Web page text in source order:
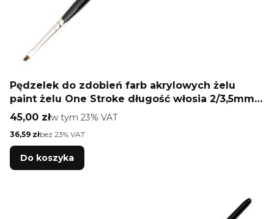
Pędzelek do zdobień farb akrylowych żelu
paint żelu One Stroke długość włosia 2/3,5mm
4U Monika Mielniczuk
Cena brutto
45,00 złw tym %s VAT
w tym 23% VAT
Cena netto
36,59 złbez 23% VAT
Do koszyka